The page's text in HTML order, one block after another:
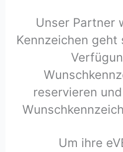
Unser Partner
Kennzeichen
reservieren
Um ihre